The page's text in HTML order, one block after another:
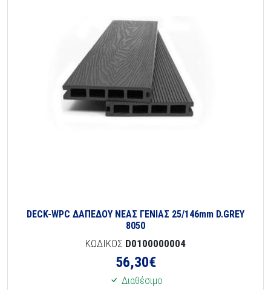
DECK-WPC ΔΑΠΕΔΟΥ ΝΕΑΣ ΓΕΝΙΑΣ 25/146mm D.GREY
8050
ΚΩΔΙΚΟΣ D0100000004
56,30€
Διαθέσιμο